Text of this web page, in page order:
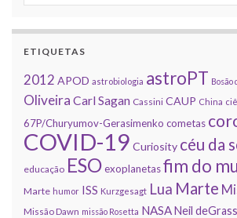
ETIQUETAS
2012 APOD astrobiologia astroPT Bosão
Oliveira Carl Sagan Cassini CAUP China
67P/Churyumov-Gerasimenko cometas
COVID-19 Curiosity céu da
educação ESOexoplanetasfim do
Marte humor ISS Kurzgesagt Lua Marte
Missão Dawn missão Rosetta NASANeil